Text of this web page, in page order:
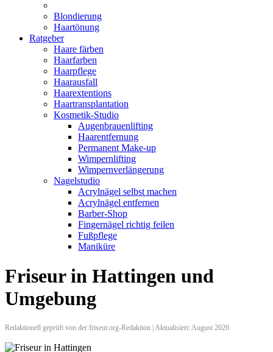
Blondierung
Haartönung
Ratgeber
Haare färben
Haarfarben
Haarpflege
Haarausfall
Haarextentions
Haartransplantation
Kosmetik-Studio
Augenbrauenlifting
Haarentfernung
Permanent Make-up
Wimpernlifting
Wimpernverlängerung
Nagelstudio
Acrylnägel selbst machen
Acrylnägel entfernen
Barber-Shop
Fingernägel richtig feilen
Fußpflege
Maniküre
Friseur in Hattingen und
Umgebung
Redaktionell geprüft von der friseur.org-Redaktion | Aktualisiert: August 2026